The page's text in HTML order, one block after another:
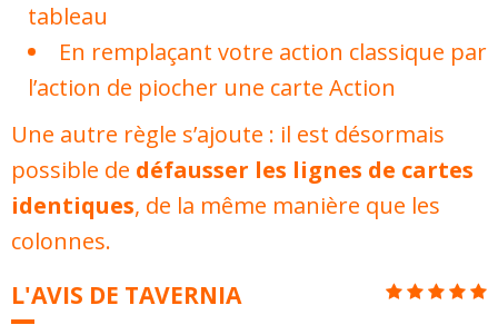
tableau
En remplaçant votre action classique par
l’action de piocher une carte Action
Une autre règle s’ajoute : il est désormais
possible de défausser les lignes de cartes
identiques, de la même manière que les
colonnes.
L'AVIS DE TAVERNIA